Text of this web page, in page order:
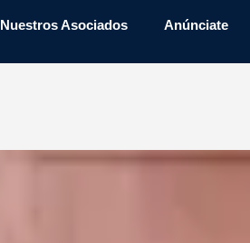
Nuestros Asociados Anúnciate